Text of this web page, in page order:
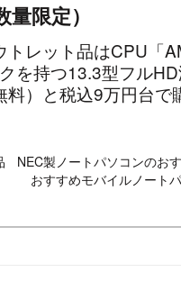
限定）
トレット品はCPU「
を持つ13.3型フル
）と税込9万円台で
NEC製ノートパソコンのお
おすすめモバイルノート